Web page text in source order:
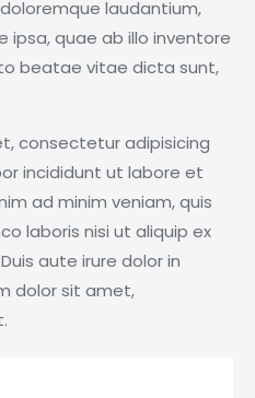
laudantium,
quae ab illo inventore
beatae vitae dicta sunt,
consectetur adipisicing
incididunt ut labore et
ad minim veniam, quis
laboris nisi ut aliquip ex
aute irure dolor in
dolor sit amet,